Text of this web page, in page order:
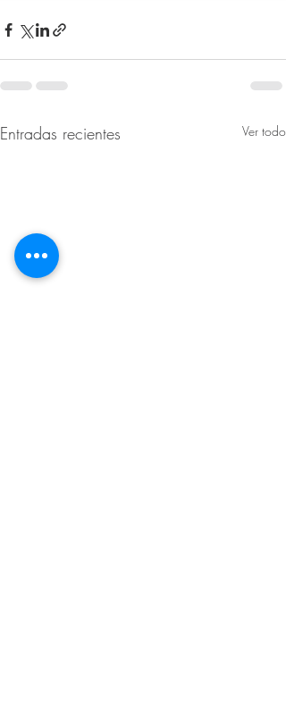
Entradas recientes Ver todo